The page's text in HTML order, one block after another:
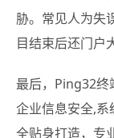
胁。常见人为失
目结束后还门户
最后，Ping32终
企业信息安全,
全贴身打造，专